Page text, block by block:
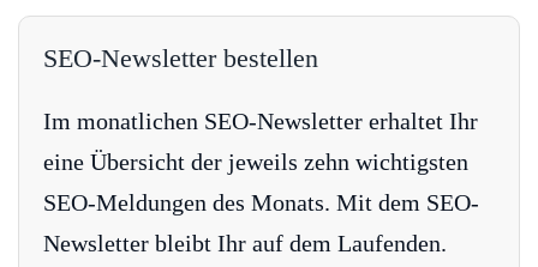
SEO-Newsletter bestellen
Im monatlichen SEO-Newsletter erhaltet Ihr
eine Übersicht der jeweils zehn wichtigsten
SEO-Meldungen des Monats. Mit dem SEO-
Newsletter bleibt Ihr auf dem Laufenden.